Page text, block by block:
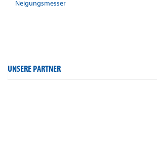
Neigungsmesser
UNSERE PARTNER